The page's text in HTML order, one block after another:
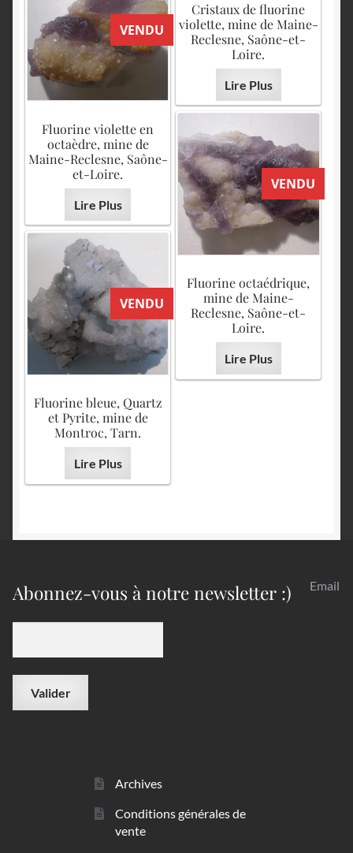
Cristaux de fluorine
violette, mine de Maine-
Reclesne, Saône-et-
Loire.
Lire Plus
VENDU
Fluorine violette en
octaèdre, mine de
Maine-Reclesne, Saône-
et-Loire.
Lire Plus
VENDU
Fluorine octaédrique,
mine de Maine-
Reclesne, Saône-et-
Loire.
Lire Plus
VENDU
Fluorine bleue, Quartz
et Pyrite, mine de
Montroc, Tarn.
Lire Plus
Abonnez-vous à notre newsletter :) Email
Archives
Conditions générales de
vente